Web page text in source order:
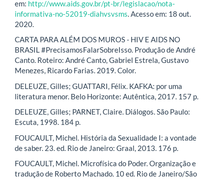
em: http://www.aids.gov.br/pt-br/legislacao/nota-
informativa-no-52019-diahvsvsms. Acesso em: 18 out.
2020.
CARTA PARA ALÉM DOS MUROS - HIV E AIDS NO
BRASIL #PrecisamosFalarSobreIsso. Produção de André
Canto. Roteiro: André Canto, Gabriel Estrela, Gustavo
Menezes, Ricardo Farias. 2019. Color.
DELEUZE, Gilles; GUATTARI, Félix. KAFKA: por uma
literatura menor. Belo Horizonte: Autêntica, 2017. 157 p.
DELEUZE, Gilles; PARNET, Claire. Diálogos. São Paulo:
Escuta, 1998. 184 p.
FOUCAULT, Michel. História da Sexualidade I: a vontade
de saber. 23. ed. Rio de Janeiro: Graal, 2013. 176 p.
FOUCAULT, Michel. Microfísica do Poder. Organização e
tradução de Roberto Machado. 10 ed. Rio de Janeiro/São